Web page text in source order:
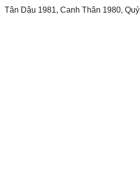
Tân Dậu 1981, Canh Thân 1980, Quý